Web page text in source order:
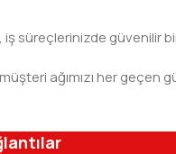
süreçlerinizde güvenilir
ağımızı her geçen